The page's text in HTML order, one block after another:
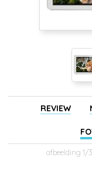
REVIEW
afbeelding 1/